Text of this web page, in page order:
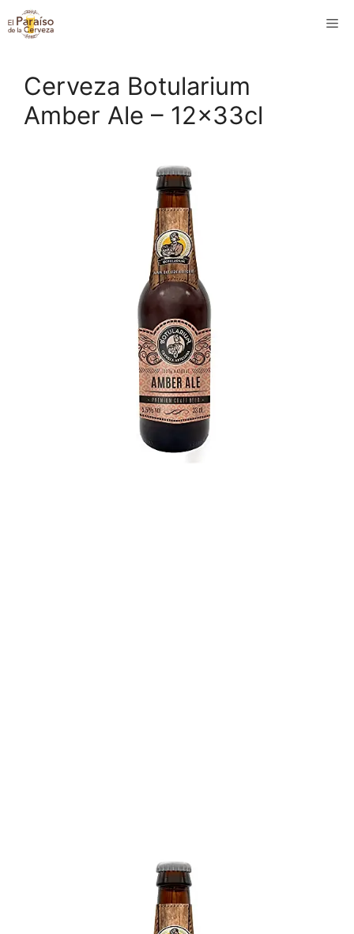
Saltar
al
Cerveza Botularium
Amber Ale – 12x33cl